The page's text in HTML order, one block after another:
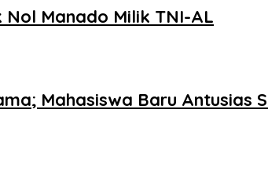
Manado Milik TNI-AL
Mahasiswa Baru Antusias